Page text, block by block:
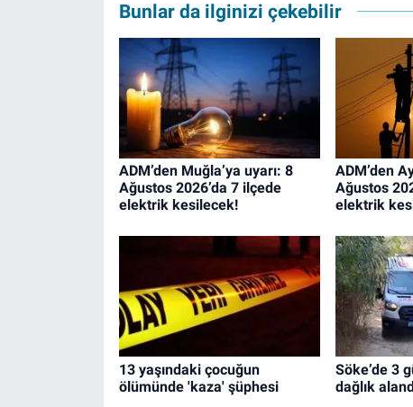
Bunlar da ilginizi çekebilir
ADM’den Muğla’ya uyarı: 8
Ağustos 2026’da 7 ilçede
elektrik kesilecek!
ADM’den
Ağustos
elektrik
13 yaşındaki çocuğun
ölümünde 'kaza' şüphesi
Söke’de 3
dağlık